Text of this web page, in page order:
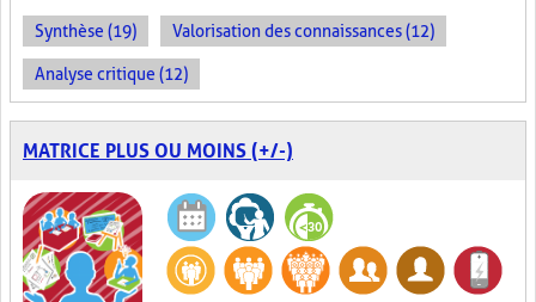
Synthèse (19) Valorisation des connaissances (12)
Analyse critique (12)
MATRICE PLUS OU MOINS (+/-)